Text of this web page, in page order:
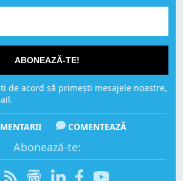
ABONEAZĂ-TE!
de acord să primești mesajele noastre,
COMENTEAZĂ
Abonează-te: